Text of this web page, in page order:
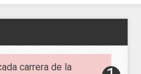
carrera de la